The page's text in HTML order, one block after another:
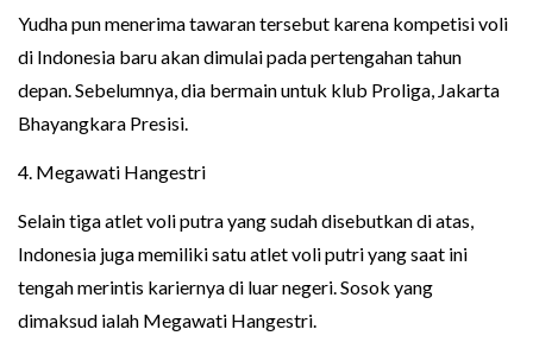
Yudha pun menerima tawaran tersebut karena kompetisi voli
di Indonesia baru akan dimulai pada pertengahan tahun
depan. Sebelumnya, dia bermain untuk klub Proliga, Jakarta
Bhayangkara Presisi.
4. Megawati Hangestri
Selain tiga atlet voli putra yang sudah disebutkan di atas,
Indonesia juga memiliki satu atlet voli putri yang saat ini
tengah merintis kariernya di luar negeri. Sosok yang
dimaksud ialah Megawati Hangestri.